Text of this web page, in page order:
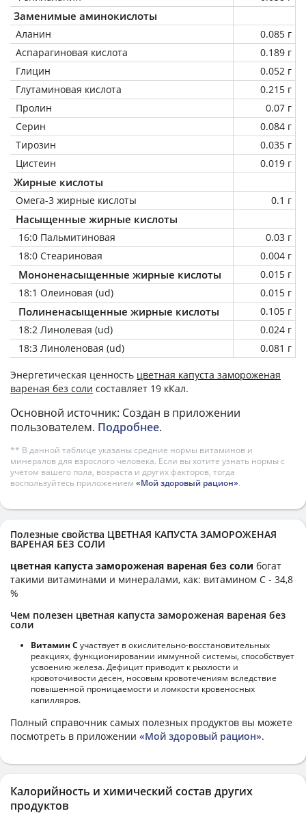
Заменимые аминокислоты
Аланин
0.085 г
Аспарагиновая кислота
0.189 г
Глицин
0.052 г
Глутаминовая кислота
0.215 г
Пролин
0.07 г
Серин
0.084 г
Тирозин
0.035 г
Цистеин
0.019 г
Жирные кислоты
Омега-3 жирные кислоты 0.1 г
Насыщенные жирные кислоты
16:0 Пальмитиновая
0.03 г
18:0 Стеариновая
0.004 г
Мононенасыщенные жирные кислоты
0.015 г
18:1 Олеиновая (ud)
0.015 г
Полиненасыщенные жирные кислоты
0.105 г
18:2 Линолевая (ud)
0.024 г
18:3 Линоленовая (ud)
0.081 г
Энергетическая ценность цветная капуста замороженая
вареная без соли составляет 19 кКал.
Основной источник: Создан в приложении
пользователем. Подробнее.
** В данной таблице указаны средние нормы витаминов и
минералов для взрослого человека. Если вы хотите узнать нормы с
учетом вашего пола, возраста и других факторов, тогда
воспользуйтесь приложением «Мой здоровый рацион».
Полезные свойства ЦВЕТНАЯ КАПУСТА ЗАМОРОЖЕНАЯ
ВАРЕНАЯ БЕЗ СОЛИ
цветная капуста замороженая вареная без соли богат
такими витаминами и минералами, как: витамином C - 34,8
%
Чем полезен цветная капуста замороженая вареная без
соли
Витамин С участвует в окислительно-восстановительных
реакциях, функционировании иммунной системы, способствует
усвоению железа. Дефицит приводит к рыхлости и
кровоточивости десен, носовым кровотечениям вследствие
повышенной проницаемости и ломкости кровеносных
капилляров.
Полный справочник самых полезных продуктов вы можете
посмотреть в приложении «Мой здоровый рацион».
Калорийность и химический состав других
продуктов